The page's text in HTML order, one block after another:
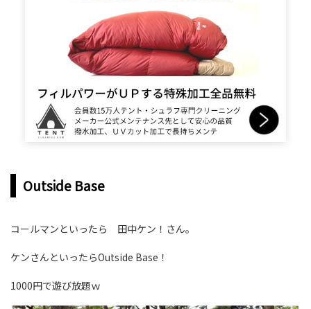
Outside Base
コールマンといったら 田中ケン！さん。
ケンさんといったらOutside Base！
1000円で遊び放題ｗ